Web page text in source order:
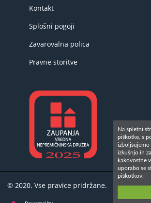
Kontakt
Splošni pogoji
Zavarovalna polica
Pravne storitve
© 2020. Vse pravice pridržane.
Na spletni
piškotke, s
izboljšujemo
izkušnjo in
kakovostne
uporabo se
piškotkov.